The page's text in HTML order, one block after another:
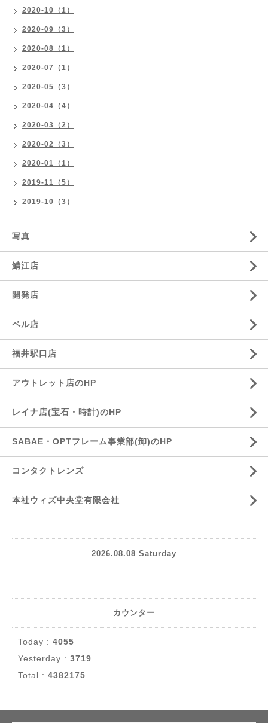
2020-10（1）
2020-09（3）
2020-08（1）
2020-07（1）
2020-05（3）
2020-04（4）
2020-03（2）
2020-02（3）
2020-01（1）
2019-11（5）
2019-10（3）
写真
鯖江店
開発店
ベル店
福井駅口店
アウトレット店のHP
レイナ店(宝石・時計)のHP
SABAE・OPTフレーム事業部(卸)のHP
コンタクトレンズ
本社ウィズ中央堂有限会社
2026.08.08 Saturday
カウンター
Today : 4055
Yesterday : 3719
Total : 4382175